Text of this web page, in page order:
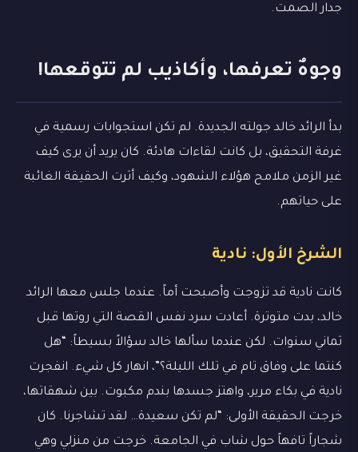
جدار الصمت.
وجوهٌ تعرفها، وأكاذيب لم تتوقعها!
بدأ الرائد خالد جولته الجديدة. لم تكن استجوابات رسمية في
غرفة التحقيق، بل كانت لقاءات هادئة. كان يريد أن يرى كيف
غير الزمن ملامح هؤلاء الشهود، وكيف أثرت الحقيقة الغائبة
على حياتهم.
الشرخ الأول: نادية
كانت نادية قد تزوجت وأصبحت أماً. عندما جلس معها الرائد
خالد، بدت متوترة. أعادت سرد نفس القصة التي روتها قبل
ثماني سنوات. لكن عندما سألها خالد سؤالاً بسيطاً: “هل
كنتما على وفاق تام في تلك الليلة؟”، انهار كل شيء. انفجرت
نادية في بكاء مرير، واهتز جسدها بندم مكبوت. بين شهقاتها،
خرجت الحقيقة الأولى: “لم تكن سعيدة… لقد تشاجرنا. كان
شجاراً تافهاً حول شاب في الجامعة. خرجت من منزلي وهي